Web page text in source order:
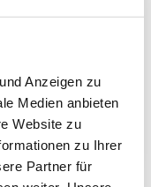
Anzeigen zu
Medien anbieten
Website zu
zu Ihrer
Partner für
der Baukammer
Seiten